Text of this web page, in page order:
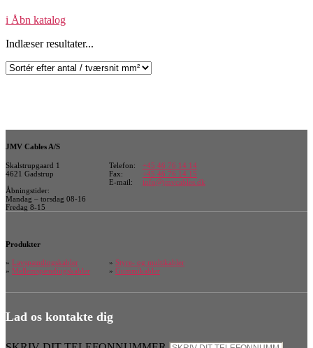
i Åbn katalog
Indlæser resultater...
JMV Cables A/S
Skalstrupgaard 1
4621 Gadstrup
Telefon:
Fax:
E-mail:
+45 46 76 14 14
+45 46 76 14 15
info@jmvcables.dk
Åbningstider:
Mandag – torsdag 08-16
Fredag 8-15
Produkter
» Lavspændingskabler
» Mellemspændingskabler
» Styre- og multikabler
» Gummikabler
Lad os kontakte dig